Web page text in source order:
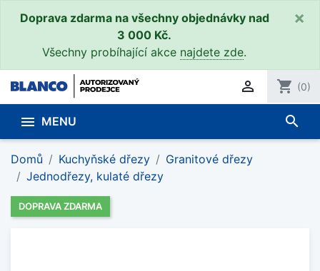
Doprava zdarma na všechny objednávky nad
3 000 Kč.
Všechny probíhající akce najdete zde.
×
 shopping_cart (0)
 MENU search
Domů Kuchyňské dřezy
Granitové dřezy
Jednodřezy, kulaté dřezy
DOPRAVA ZDARMA